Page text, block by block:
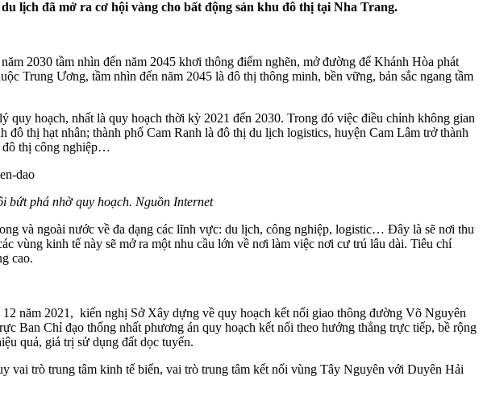
lịch đã mở ra cơ hội vàng cho bất động sản khu đô thị tại Nha Trang.
2030 tầm nhìn đến năm 2045 khơi thông điểm nghẽn, mở đường để Khánh Hòa phát
Trung Ương, tầm nhìn đến năm 2045 là đô thị thông minh, bền vững, bản sắc ngang tầm
hoạch, nhất là quy hoạch thời kỳ 2021 đến 2030. Trong đó việc điều chỉnh không gian
thị hạt nhân; thành phố Cam Ranh là đô thị du lịch logistics, huyện Cam Lâm trở thành
đô thị công nghiệp…
bứt phá nhờ quy hoạch. Nguồn Internet
và ngoài nước về đa dạng các lĩnh vực: du lịch, công nghiệp, logistic… Đây là sẽ nơi thu
vùng kinh tế này sẽ mở ra một nhu cầu lớn về nơi làm việc nơi cư trú lâu dài. Tiêu chí
cao.
năm 2021, kiến nghị Sở Xây dựng về quy hoạch kết nối giao thông đường Võ Nguyên
Ban Chỉ đạo thống nhất phương án quy hoạch kết nối theo hướng thẳng trực tiếp, bề rộng
quả, giá trị sử dụng đất dọc tuyến.
vai trò trung tâm kinh tế biển, vai trò trung tâm kết nối vùng Tây Nguyên với Duyên Hải